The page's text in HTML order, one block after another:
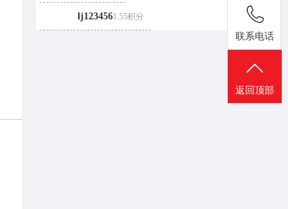
lj1234561.55积分
联系电话
返回顶部